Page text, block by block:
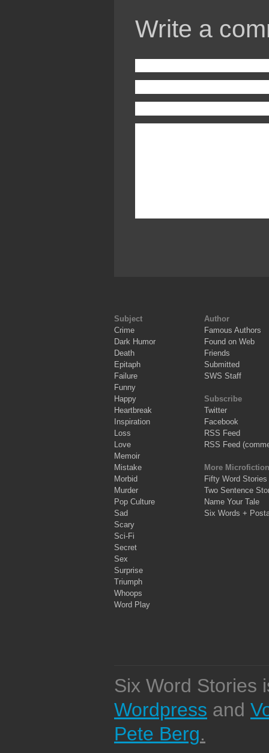
Write a
Subject
Crime
Dark Humor
Death
Epitaph
Failure
Funny
Happy
Heartbreak
Inspiration
Loss
Love
Memoir
Mistake
Morbid
Murder
Pop Culture
Sad
Scary
Sci-Fi
Secret
Sex
Surprise
Triumph
Whoops
Word Play
Author
Famous Authors
Found on Web
Friends
Submitted
SWS Staff
Subscribe
Twitter
Facebook
RSS Feed
RSS Feed
More Microfiction
Fifty Word Stories
Two Sentence
Name Your Tale
Six Words +
Six Word Stories
Wordpress and
Pete Berg.